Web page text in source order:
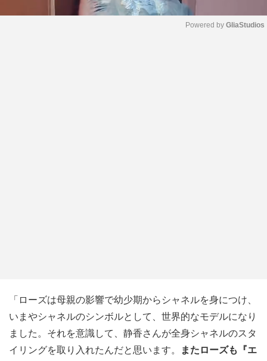
Powered by GliaStudios
「ローズは母親の影響で幼少期からシャネルを身につけ、
いまやシャネルのシンボルとして、世界的なモデルになり
ました。それを意識して、静香さんが全身シャネルのスタ
イリングを取り入れたんだと思います。
またローズも『エ